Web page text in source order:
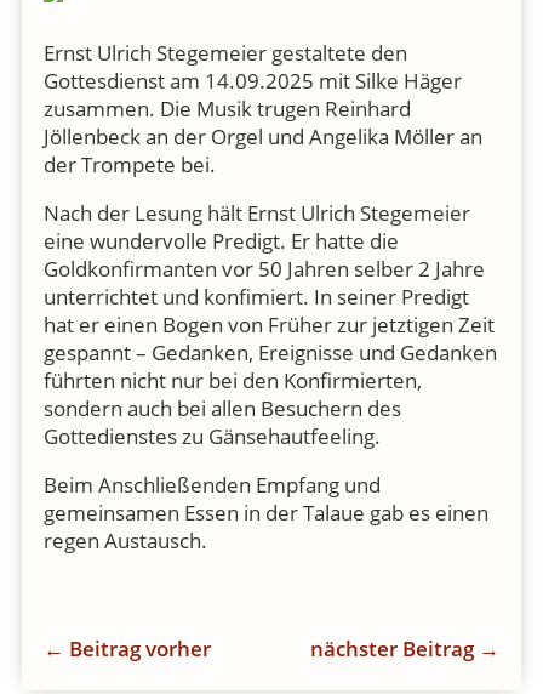
Ernst Ulrich Stegemeier gestaltete den
Gottesdienst am 14.09.2025 mit Silke Häger
zusammen. Die Musik trugen Reinhard
Jöllenbeck an der Orgel und Angelika Möller an
der Trompete bei.
Nach der Lesung hält Ernst Ulrich Stegemeier
eine wundervolle Predigt. Er hatte die
Goldkonfirmanten vor 50 Jahren selber 2 Jahre
unterrichtet und konfimiert. In seiner Predigt
hat er einen Bogen von Früher zur jetztigen Zeit
gespannt – Gedanken, Ereignisse und Gedanken
führten nicht nur bei den Konfirmierten,
sondern auch bei allen Besuchern des
Gottedienstes zu Gänsehautfeeling.
Beim Anschließenden Empfang und
gemeinsamen Essen in der Talaue gab es einen
regen Austausch.
← Beitrag vorher nächster Beitrag→